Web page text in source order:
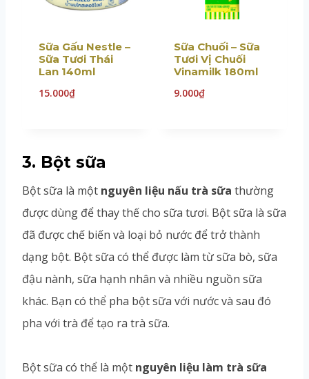
Sữa Gấu Nestle –
Sữa Tươi Thái
Lan 140ml
15.000₫
Sữa Chuối – Sữa
Tươi Vị Chuối
Vinamilk 180ml
9.000₫
3. Bột sữa
Bột sữa là một nguyên liệu nấu trà sữa thường
được dùng để thay thế cho sữa tươi. Bột sữa là sữa
đã được chế biến và loại bỏ nước để trở thành
dạng bột. Bột sữa có thể được làm từ sữa bò, sữa
đậu nành, sữa hạnh nhân và nhiều nguồn sữa
khác. Bạn có thể pha bột sữa với nước và sau đó
pha với trà để tạo ra trà sữa.
Bột sữa có thể là một nguyên liệu làm trà sữa